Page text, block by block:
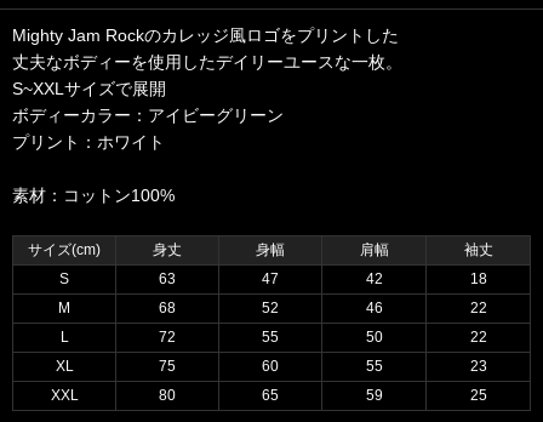
Mighty Jam Rockのカレッジ風ロゴをプリントした
丈夫なボディーを使用したデイリーユースな一枚。
S~XXLサイズで展開
ボディーカラー：アイビーグリーン
プリント：ホワイト
素材：コットン100%
サイズ(cm) 身丈 身幅 肩幅
袖丈
S
63 47 42
18
M
68 52 46
22
L
72 55 50
22
XL
75 60 55
23
XXL
80 65 59 25